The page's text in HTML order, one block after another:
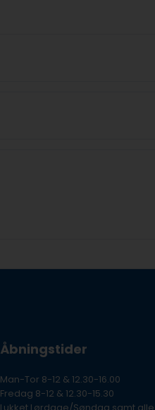
Åbningstider
Man-Tor 8-12 & 12.30-16.00
Fredag 8-12 & 12.30-15.30